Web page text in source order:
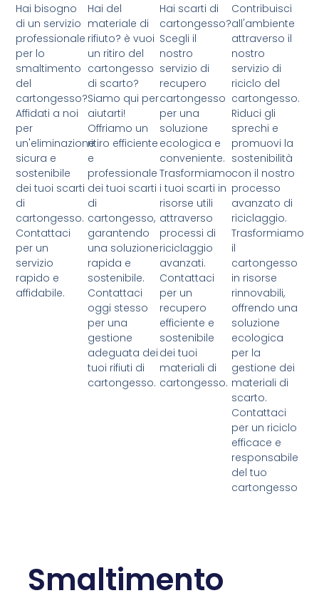
Hai bisogno
di un servizio
professionale
per lo
smaltimento
del
cartongesso?
Affidati a noi
per
un'eliminazione
sicura e
sostenibile
dei tuoi scarti
di
cartongesso.
Contattaci
per un
servizio
rapido e
affidabile.
Hai del
materiale di
rifiuto? è vuoi
un ritiro del
cartongesso
di scarto?
Siamo qui per
aiutarti!
Offriamo un
ritiro efficiente
e
professionale
dei tuoi scarti
di
cartongesso,
garantendo
una soluzione
rapida e
sostenibile.
Contattaci
oggi stesso
per una
gestione
adeguata dei
tuoi rifiuti di
cartongesso.
Hai scarti di
cartongesso?
Scegli il
nostro
servizio di
recupero
cartongesso
per una
soluzione
ecologica e
conveniente.
Trasformiamo
i tuoi scarti in
risorse utili
attraverso
processi di
riciclaggio
avanzati.
Contattaci
per un
recupero
efficiente e
sostenibile
dei tuoi
materiali di
cartongesso.
Contribuisci
all'ambiente
attraverso il
nostro
servizio di
riciclo del
cartongesso.
Riduci gli
sprechi e
promuovi la
sostenibilità
con il nostro
processo
avanzato di
riciclaggio.
Trasformiamo
il
cartongesso
in risorse
rinnovabili,
offrendo una
soluzione
ecologica
per la
gestione dei
materiali di
scarto.
Contattaci
per un riciclo
efficace e
responsabile
del tuo
cartongesso
Smaltimento